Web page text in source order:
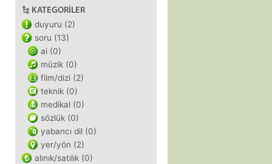
KATEGORILER
duyuru (2)
soru (13)
ai (0)
müzik (0)
film/dizi (2)
teknik (0)
medikal (0)
sözlük (0)
yabancı dil (0)
yer/yön (2)
alınık/satılık (0)